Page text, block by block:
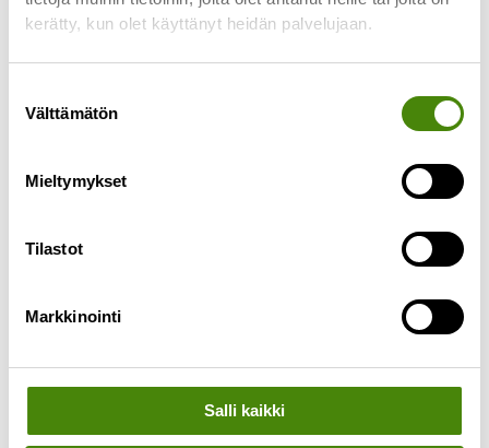
kerätty, kun olet käyttänyt heidän palvelujaan.
valinta
Välttämätön
Mieltymykset
Tilastot
Markkinointi
Salli kaikki
Kuntien omistama jätehuoltoyhtiö Vestia Oy ja
Raahen kaupunki aloittavat osakkuusneuvottelut,
Raahen kaupungin jätehuollon ja Raahe